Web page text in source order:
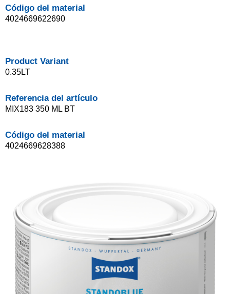
Código del material
4024669622690
Product Variant
0.35LT
Referencia del artículo
MIX183 350 ML BT
Código del material
4024669628388